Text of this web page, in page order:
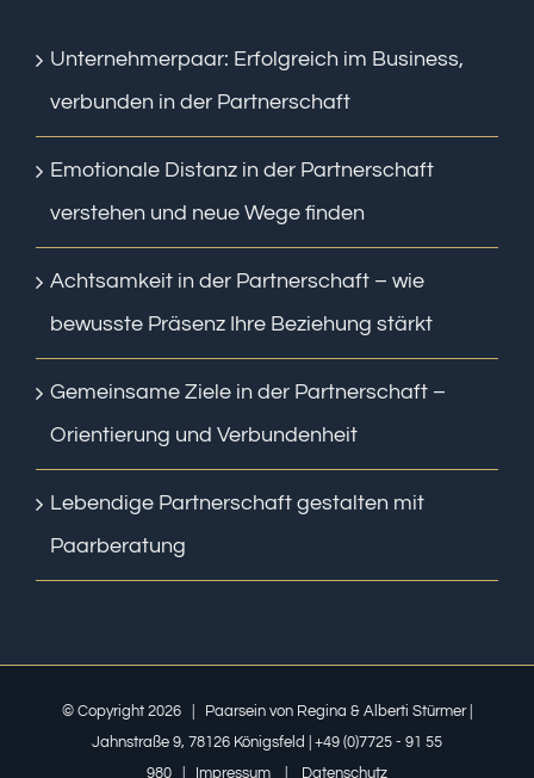
Unternehmerpaar: Erfolgreich im Business,
verbunden in der Partnerschaft
Emotionale Distanz in der Partnerschaft
verstehen und neue Wege finden
Achtsamkeit in der Partnerschaft – wie
bewusste Präsenz Ihre Beziehung stärkt
Gemeinsame Ziele in der Partnerschaft –
Orientierung und Verbundenheit
Lebendige Partnerschaft gestalten mit
Paarberatung
© Copyright 2026 | Paarsein von Regina & Alberti Stürmer |
Jahnstraße 9, 78126 Königsfeld | +49 (0)7725 - 91 55
980 | Impressum Datenschutz